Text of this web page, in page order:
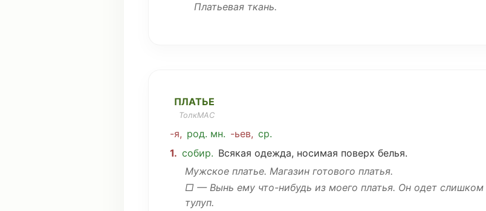
Платьевая ткань.
ПЛАТЬЕ
ТолкМАС
-я, род. мн. -ьев, ср.
1. собир. Всякая одежда, носимая поверх белья.
Мужское платье. Магазин готового платья.
□ — Вынь ему что-нибудь из моего платья. Он одет слишком
тулуп.